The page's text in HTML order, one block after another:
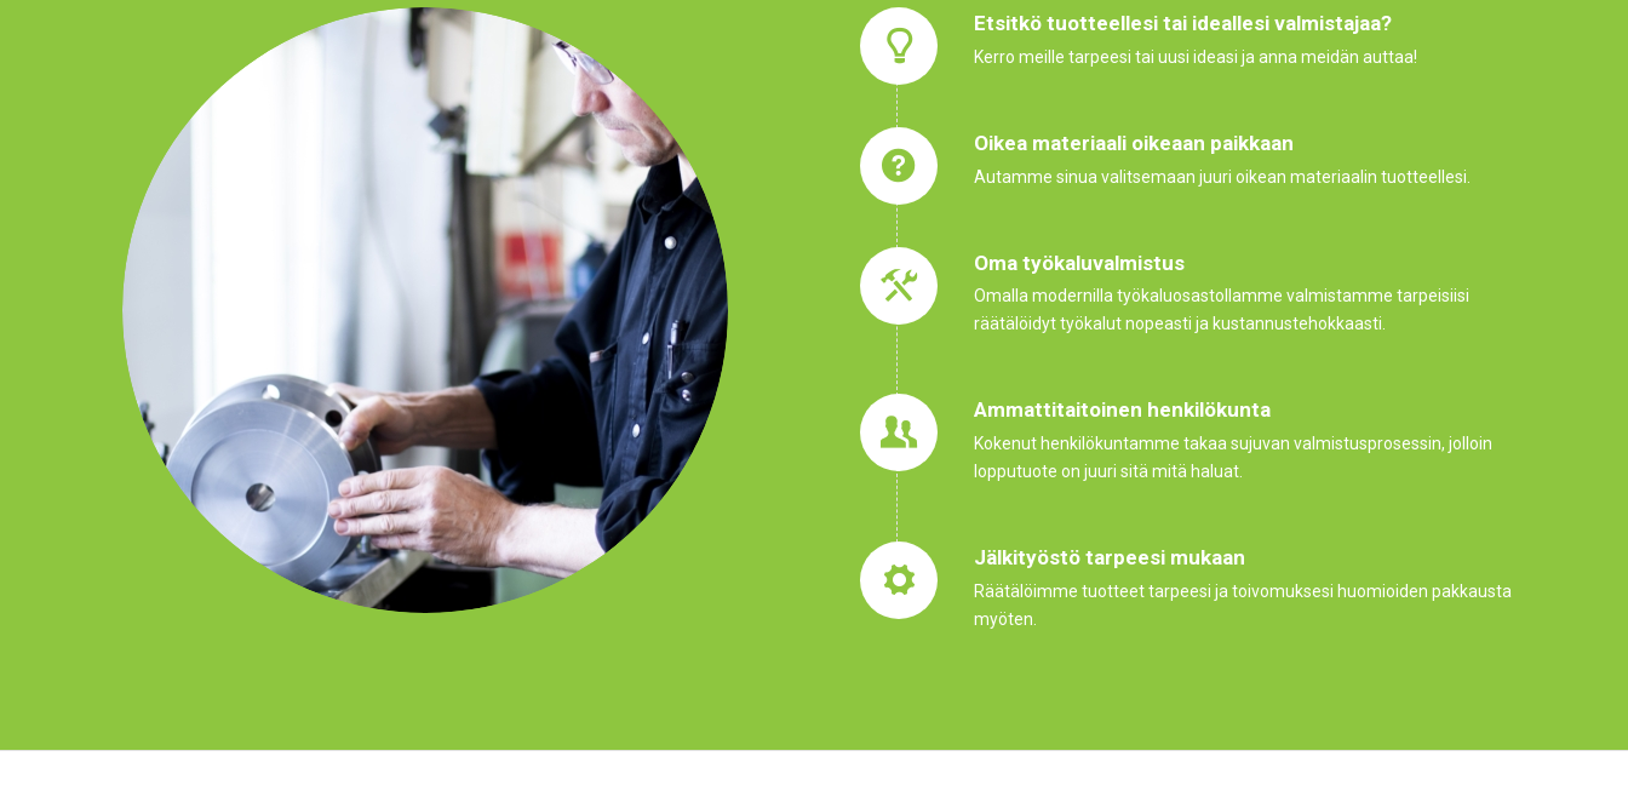
Etsitkö tuotteellesi tai ideallesi valmistajaa?
Kerro meille tarpeesi tai uusi ideasi ja anna meidän auttaa!
Oikea materiaali oikeaan paikkaan
Autamme sinua valitsemaan juuri oikean materiaalin tuotteellesi.
Oma työkaluvalmistus
Omalla modernilla työkaluosastollamme valmistamme tarpeisiisi
räätälöidyt työkalut nopeasti ja kustannustehokkaasti.
Ammattitaitoinen henkilökunta
Kokenut henkilökuntamme takaa sujuvan valmistusprosessin, jolloin
lopputuote on juuri sitä mitä haluat.
Jälkityöstö tarpeesi mukaan
Räätälöimme tuotteet tarpeesi ja toivomuksesi huomioiden pakkausta
myöten.